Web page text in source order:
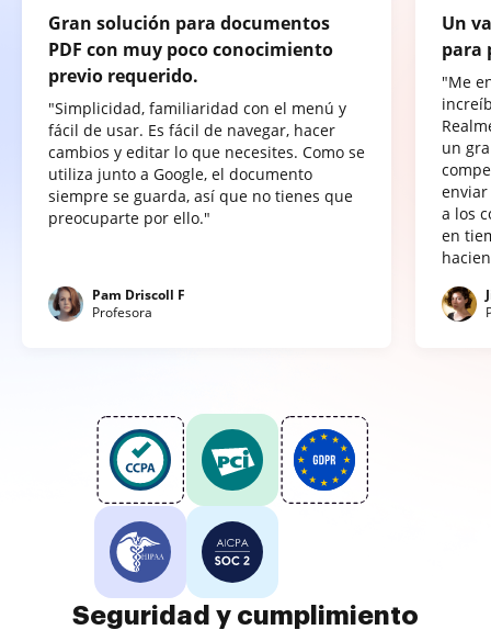
Gran solución para documentos
PDF con muy poco conocimiento
previo requerido.
"Simplicidad, familiaridad con el menú y
fácil de usar. Es fácil de navegar, hacer
cambios y editar lo que necesites. Como se
utiliza junto a Google, el documento
siempre se guarda, así que no tienes que
preocuparte por ello."
Pam Driscoll F
Profesora
Un
para
"Me
un
a los
en
Seguridad y cumplimiento